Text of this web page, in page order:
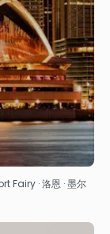
Fairy · 洛恩 · 墨尔